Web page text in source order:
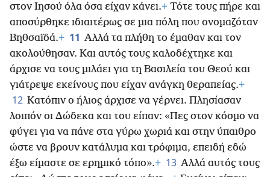
στον Ιησού όλα όσα είχαν κάνει.+ Τότε τους πήρε και
αποσύρθηκε ιδιαιτέρως σε μια πόλη που ονομαζόταν
Βηθσαϊδά.+ 11 Αλλά τα πλήθη το έμαθαν και τον
ακολούθησαν. Και αυτός τους καλοδέχτηκε και
άρχισε να τους μιλάει για τη Βασιλεία του Θεού και
γιάτρεψε εκείνους που είχαν ανάγκη θεραπείας.+
12 Κατόπιν ο ήλιος άρχισε να γέρνει. Πλησίασαν
λοιπόν οι Δώδεκα και του είπαν: «Πες στον κόσμο να
φύγει για να πάνε στα γύρω χωριά και στην ύπαιθρο
ώστε να βρουν κατάλυμα και τρόφιμα, επειδή εδώ
έξω είμαστε σε ερημικό τόπο».+ 13 Αλλά αυτός τους